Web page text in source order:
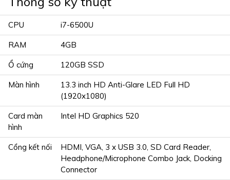
CPU i7-6500U
RAM 4GB
Ổ cứng 120GB SSD
Màn hình
13.3 inch HD Anti-Glare LED Full HD
(1920x1080)
Card màn
hình
Intel HD Graphics 520
Cổng kết nối
HDMI, VGA, 3 x USB 3.0, SD Card Reader,
Headphone/Microphone Combo Jack, Docking
Connector